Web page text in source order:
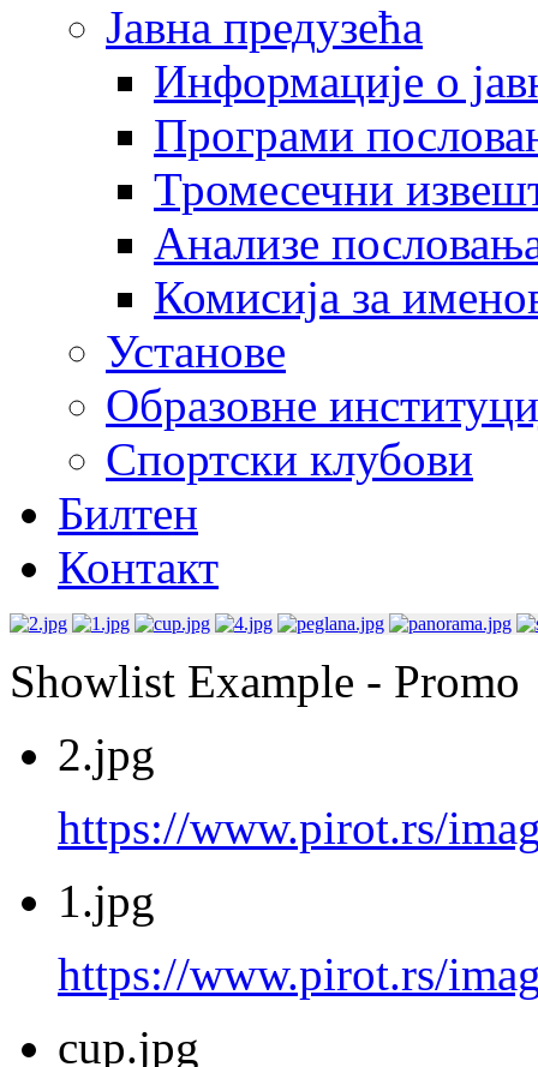
Јавна предузећа
Информације о
Програми
Тромесечни
Анализе
Комисија за
Установе
Образовне
Спортски клубови
Билтен
Контакт
Showlist Example - Promo
2.jpg
https://www.pirot.rs/
1.jpg
https://www.pirot.rs/
cup.jpg